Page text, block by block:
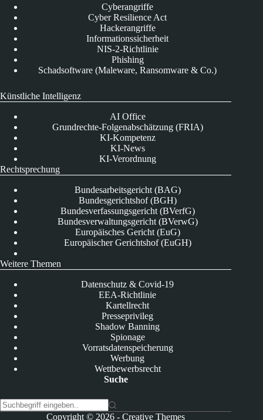
Cyberangriffe
Cyber Resilience Act
Hackerangriffe
Informationssicherheit
NIS-2-Richtlinie
Phishing
Schadsoftware (Maleware, Ransomware & Co.)
Künstliche Intelligenz
AI Office
Grundrechte-Folgenabschätzung (FRIA)
KI-Kompetenz
KI-News
KI-Verordnung
Rechtsprechung
Bundesarbeitsgericht (BAG)
Bundesgerichtshof (BGH)
Bundesverfassungsgericht (BVerfG)
Bundesverwaltungsgericht (BVerwG)
Europäisches Gericht (EuG)
Europäischer Gerichtshof (EuGH)
Weitere Themen
Datenschutz & Covid-19
EEA-Richtlinie
Kartellrecht
Presseprivileg
Shadow Banning
Spionage
Vorratsdatenspeicherung
Werbung
Wettbewerbsrecht
Suche
Copyright © 2026 -Creative Themes